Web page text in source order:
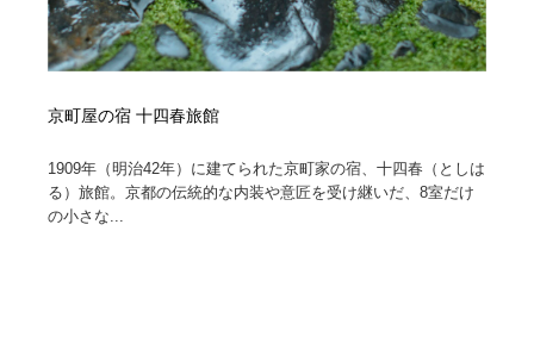
京町屋の宿 十四春旅館
1909年（明治42年）に建てられた京町家の宿、十四春（としは
る）旅館。京都の伝統的な内装や意匠を受け継いだ、8室だけ
の小さな...